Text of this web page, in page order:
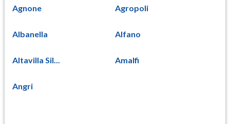
Agnone Agropoli
Albanella Alfano
Altavilla Sil... Amalfi
Angri